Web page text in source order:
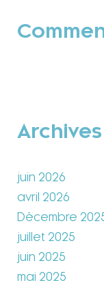
Archives
juin 2026
avril 2026
Décembre
juillet 2025
juin 2025
mai 2025